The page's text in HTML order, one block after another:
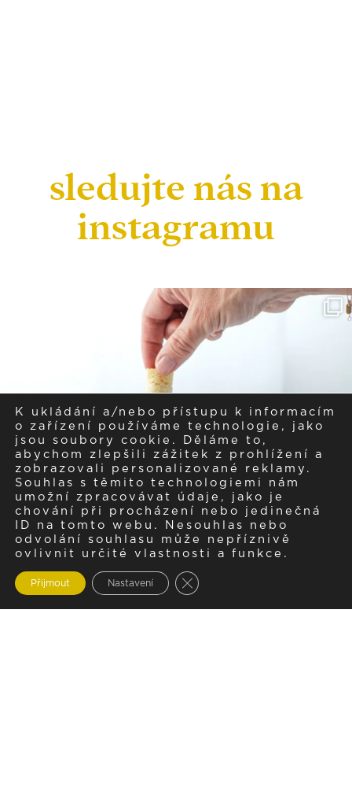
sledujte nás na
instagramu
K ukládání a/nebo přístupu k informacím
o zařízení používáme technologie, jako
jsou soubory cookie. Děláme to,
abychom zlepšili zážitek z prohlížení a
zobrazovali personalizované reklamy.
Souhlas s těmito technologiemi nám
umožní zpracovávat údaje, jako je
chování při procházení nebo jedinečná
ID na tomto webu. Nesouhlas nebo
odvolání souhlasu může nepříznivě
ovlivnit určité vlastnosti a funkce.
Přijmout Nastavení Zavřít cookie lištu GDPR